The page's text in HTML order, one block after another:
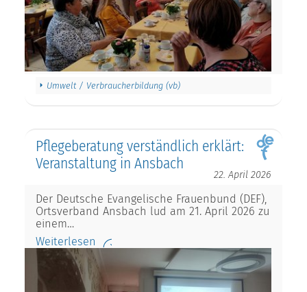
Umwelt / Verbraucherbildung (vb)
Pflegeberatung verständlich erklärt:
Veranstaltung in Ansbach
22. April 2026
Der Deutsche Evangelische Frauenbund (DEF),
Ortsverband Ansbach lud am 21. April 2026 zu
einem…
Weiterlesen